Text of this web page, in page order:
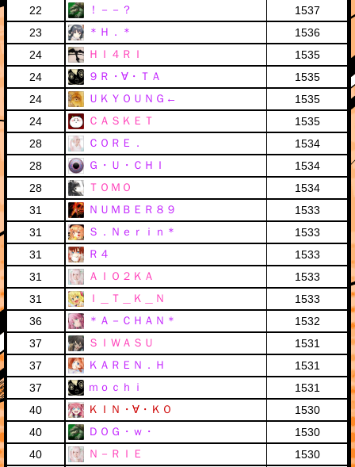
22
！－－？
1537
23
＊Ｈ．＊
1536
24
ＨＩ４ＲＩ
1535
24
９Ｒ・∀・ＴＡ
1535
24
ＵＫＹＯＵＮＧ←
1535
24
ＣＡＳＫＥＴ
1535
28
ＣＯＲＥ．
1534
28
Ｇ・Ｕ・ＣＨＩ
1534
28
ＴＯＭＯ
1534
31
ＮＵＭＢＥＲ８９
1533
31
Ｓ．Ｎｅｒｉｎ＊
1533
31
Ｒ４
1533
31
ＡＩＯ２ＫＡ
1533
31
Ｉ＿Ｔ＿Ｋ＿Ｎ
1533
36
＊Ａ－ＣＨＡＮ＊
1532
37
ＳＩＷＡＳＵ
1531
37
ＫＡＲＥＮ．Ｈ
1531
37
ｍｏｃｈｉ
1531
40
ＫＩＮ・∀・ＫＯ
1530
40
ＤＯＧ・ｗ・
1530
40
Ｎ－ＲＩＥ
1530